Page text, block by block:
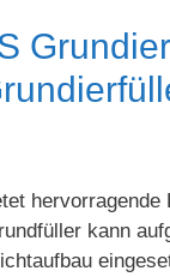
hervorragende
kann